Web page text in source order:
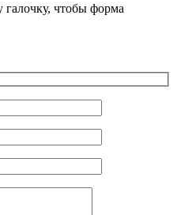
галочку, чтобы форма